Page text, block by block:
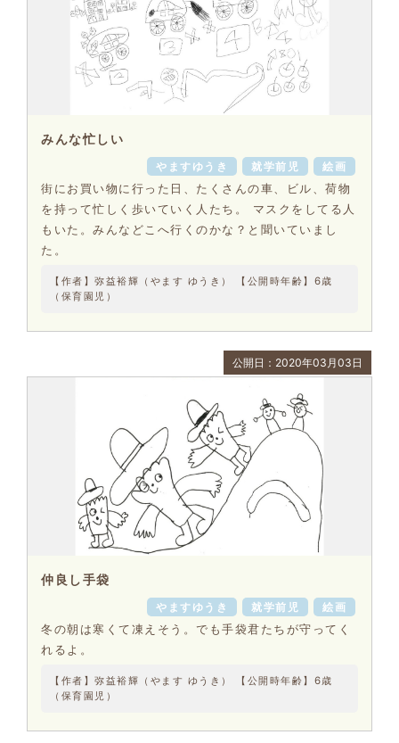
みんな忙しい
やますゆうき 就学前児
絵画
街にお買い物に行った日、たくさんの車、ビル、荷物
を持って忙しく歩いていく人たち。 マスクをしてる人
もいた。みんなどこへ行くのかな？と聞いていまし
た。
【作者】弥益裕輝（やます ゆうき） 【公開時年齢】6歳
（保育園児）
公開日：2020年03月03日
仲良し手袋
やますゆうき 就学前児
絵画
冬の朝は寒くて凍えそう。でも手袋君たちが守ってく
れるよ。
【作者】弥益裕輝（やます ゆうき） 【公開時年齢】6歳
（保育園児）